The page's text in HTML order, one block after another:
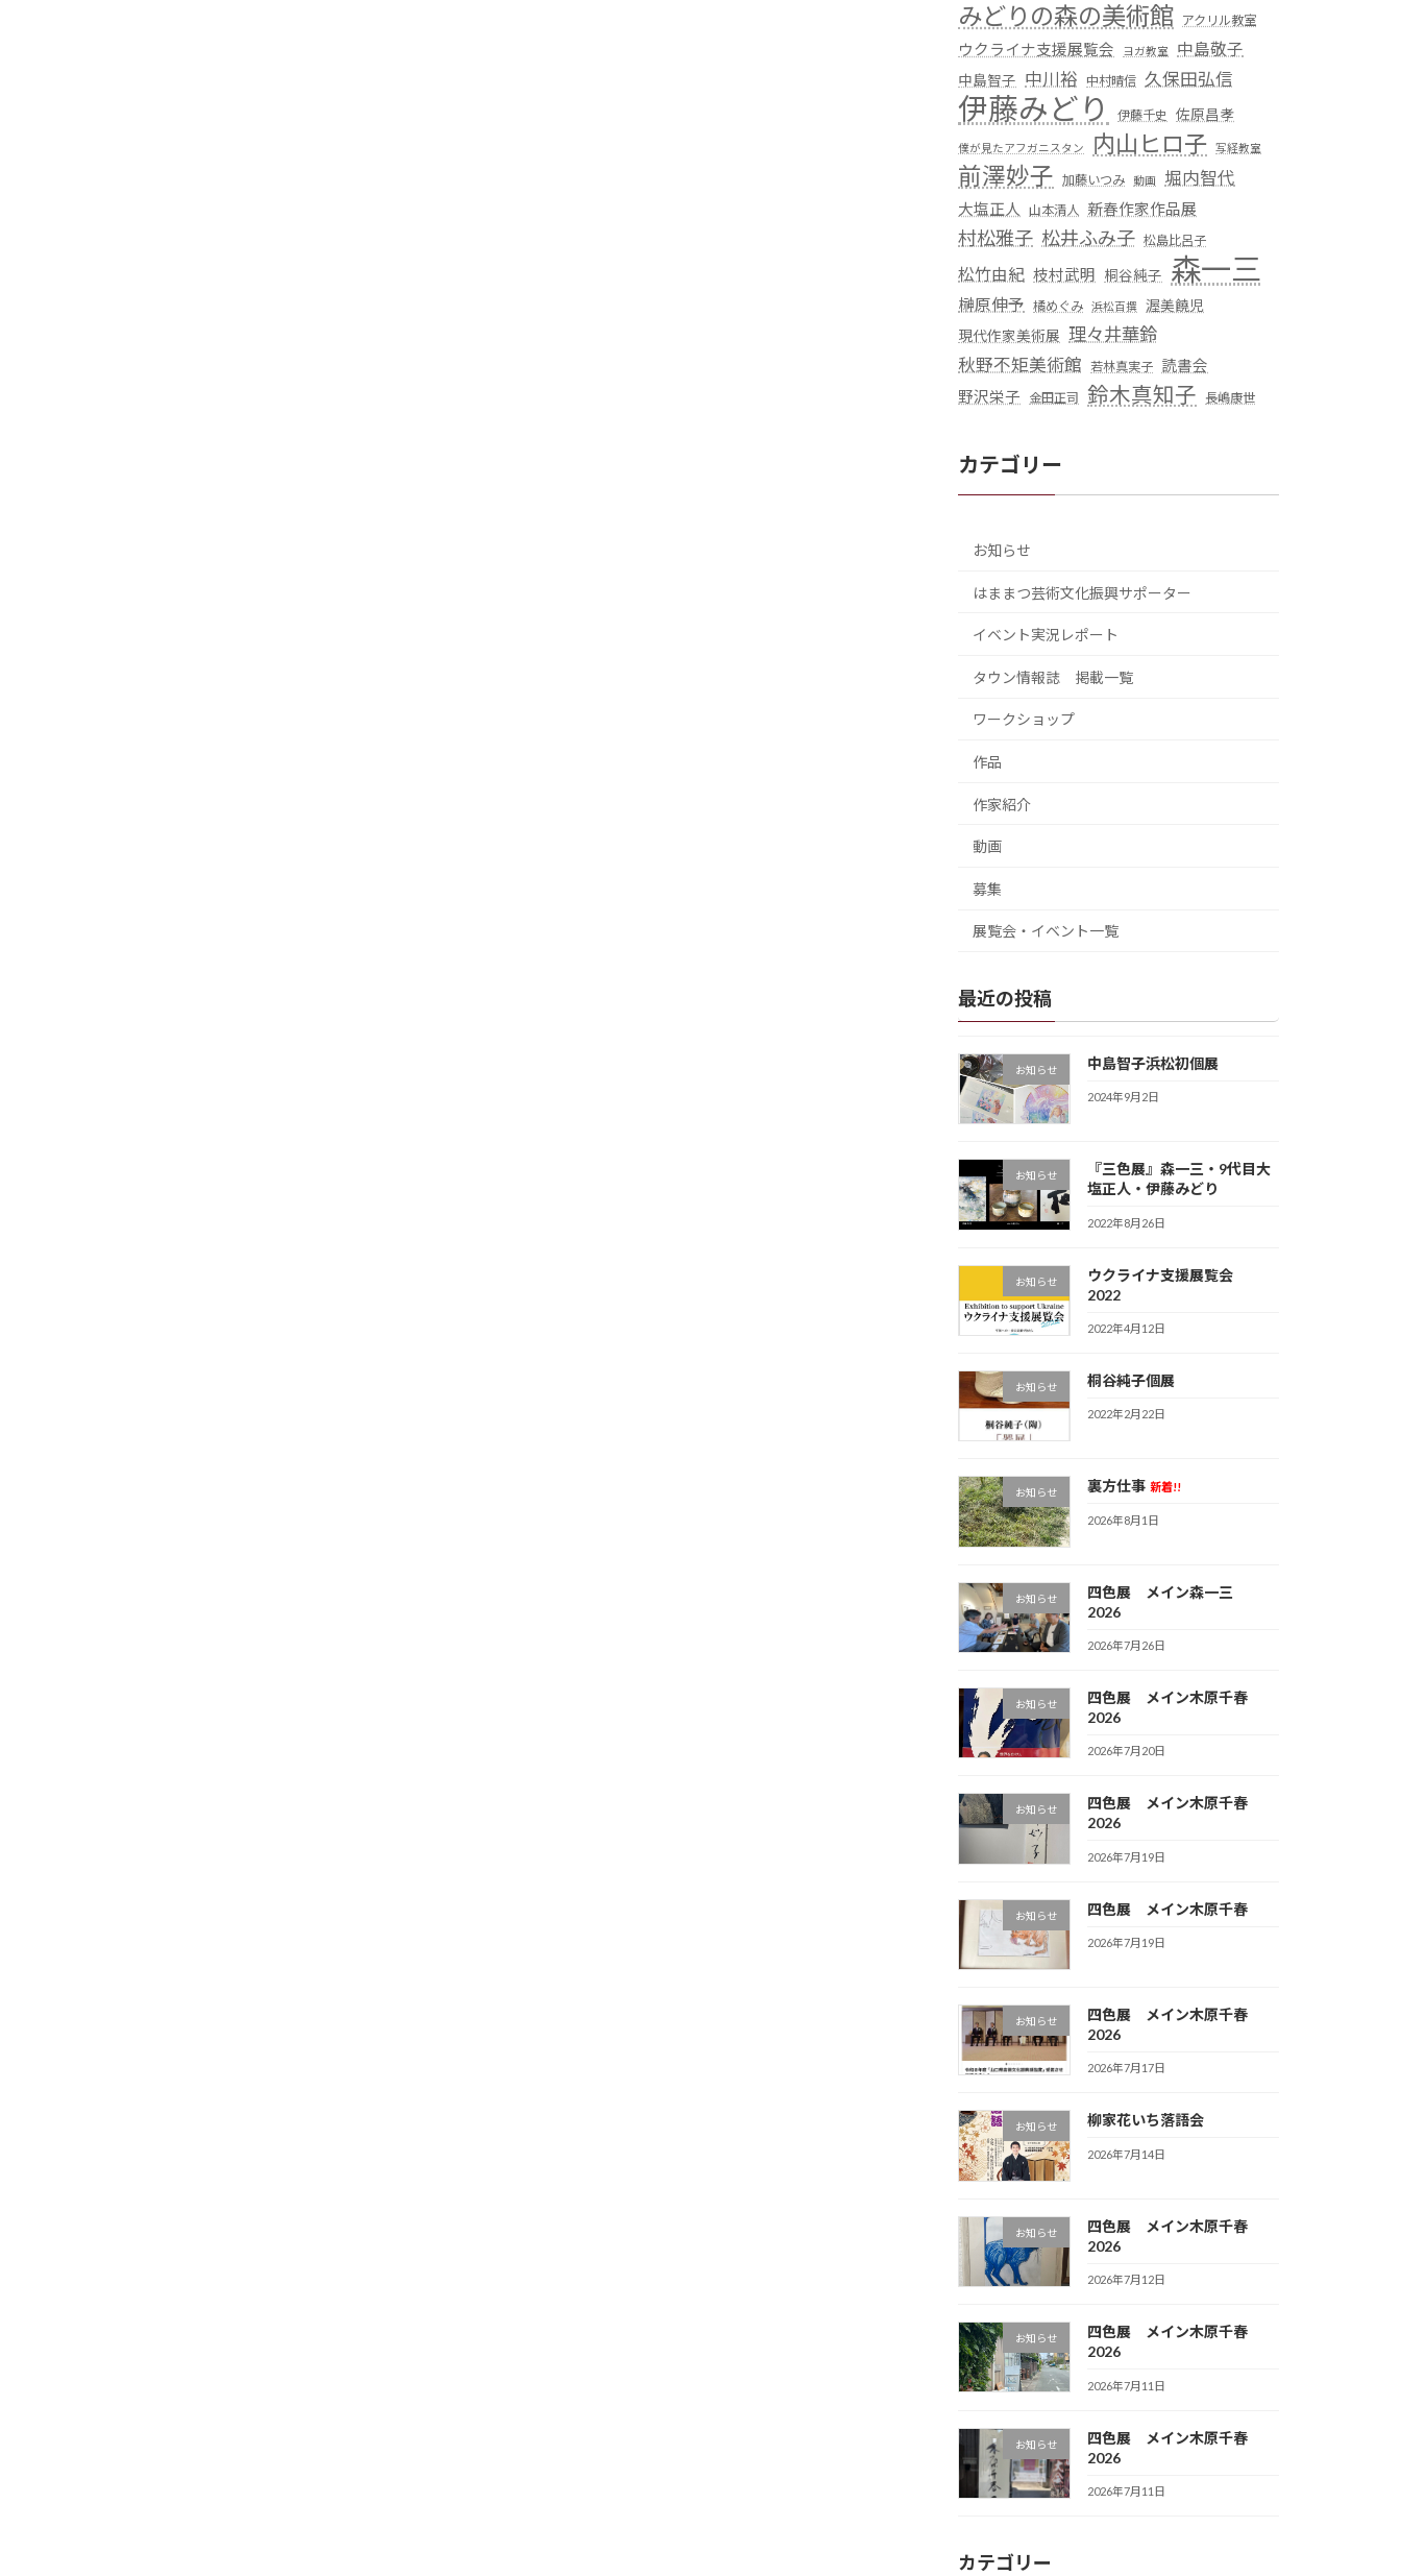
みどりの森の美術館 アクリル教室
ウクライナ支援展覧会 ヨガ教室 中島敬子
中島智子 中川裕 中村晴信 久保田弘信
伊藤みどり 伊藤千史 佐原昌孝
僕が見たアフガニスタン 内山ヒロ子 写経教室
前澤妙子 加藤いつみ 動画 堀内智代
大塩正人 山本清人 新春作家作品展
村松雅子 松井ふみ子 松島比呂子
松竹由紀 枝村武明 桐谷純子 森一三
榊原伸予 橘めぐみ 浜松百撰
渥美饒児
現代作家美術展 理々井華鈴
秋野不矩美術館 若林真実子 読書会
野沢栄子
金田正司 鈴木真知子 長嶋康世
カテゴリー
お知らせ
はままつ芸術文化振興サポーター
イベント実況レポート
タウン情報誌 掲載一覧
ワークショップ
作品
作家紹介
動画
募集
展覧会・イベント一覧
最近の投稿
お知らせ 中島智子浜松初個展
2024年9月2日
お知らせ
『三色展』森一三・9代目大
塩正人・伊藤みどり
2022年8月26日
お知らせ
ウクライナ支援展覧会
2022
2022年4月12日
お知らせ 桐谷純子個展
2022年2月22日
お知らせ 裏方仕事 新着!!
2026年8月1日
お知らせ
四色展 メイン森一三
2026
2026年7月26日
お知らせ
四色展 メイン木原千春
2026
2026年7月20日
お知らせ
四色展 メイン木原千春
2026
2026年7月19日
お知らせ 四色展 メイン木原千春
2026年7月19日
お知らせ
四色展 メイン木原千春
2026
2026年7月17日
お知らせ 柳家花いち落語会
2026年7月14日
お知らせ
四色展 メイン木原千春
2026
2026年7月12日
お知らせ
四色展 メイン木原千春
2026
2026年7月11日
お知らせ
四色展 メイン木原千春
2026
2026年7月11日
カテゴリー